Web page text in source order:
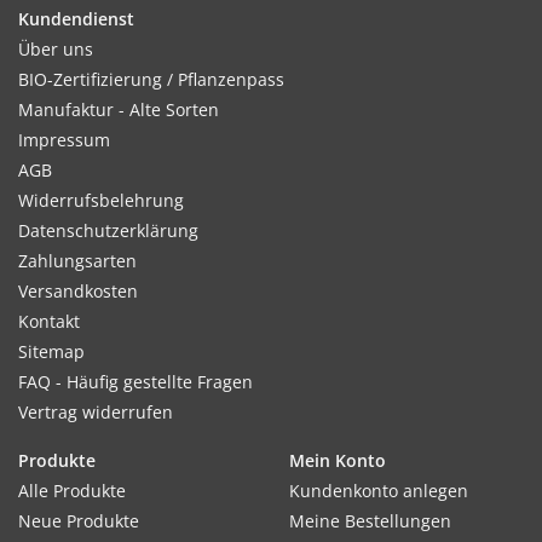
Kultur:
Reihenabstand ca. 25cm, das Saatband gibt den optimalen
Abstand in der Reihe bereits vor. Immer gut feucht halten.
Standort:
Sonnig,. Lockerer, humoser, leicht erwärmbarer und schnell
abtrocknender Boden, geringer bis mittlerer Düngebedarf.
Gründüngung ausreichend.
Sehr vielseitig verwendbar, als Beigabe zu Gemüse, Salat, Saft
und Rohverzehr. Hilft bei Atemwegserkrankungen,
durchblutungsfördernd.
Kundendienst
Über uns
BIO-Zertifizierung / Pflanzenpass
Manufaktur - Alte Sorten
Impressum
AGB
Widerrufsbelehrung
Datenschutzerklärung
Zahlungsarten
Versandkosten
Kontakt
Sitemap
FAQ - Häufig gestellte Fragen
Vertrag widerrufen
Produkte
Alle Produkte
Neue Produkte
Mein Konto
Kundenkonto anlegen
Meine Bestellungen